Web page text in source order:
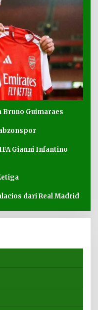
Bruno Guimaraes
Gianni Infantino
dari Real Madrid